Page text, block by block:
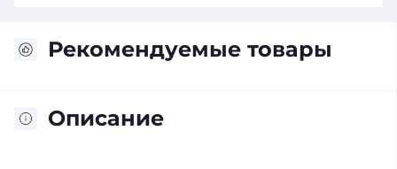
Рекомендуемые товары
Описание